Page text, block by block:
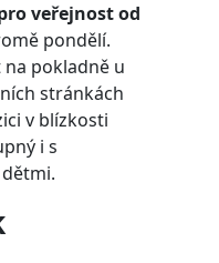
veřejnost od
pondělí.
pokladně u
stránkách
v blízkosti
i s